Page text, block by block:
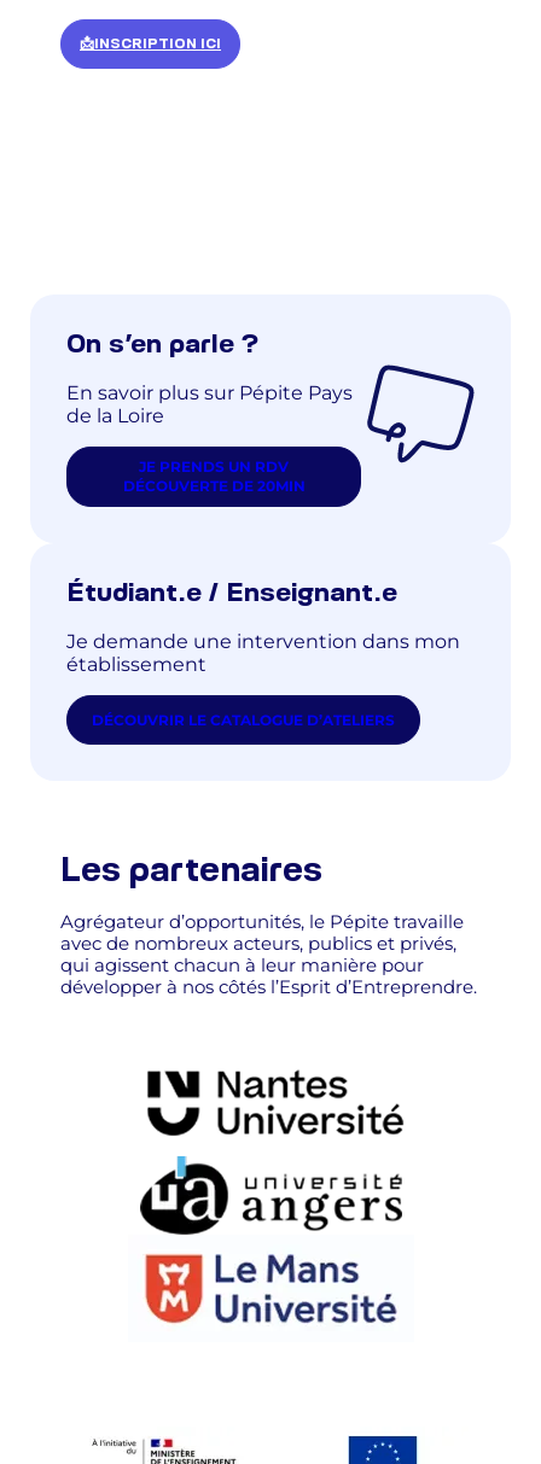
📩 INSCRIPTION ICI
On s’en parle ?
En savoir plus sur Pépite Pays
de la Loire
JE PRENDS UN RDV
DÉCOUVERTE DE 20MIN
Étudiant.e / Enseignant.e
Je demande une intervention dans mon
établissement
DÉCOUVRIR LE CATALOGUE D’ATELIERS
Les partenaires
Agrégateur d’opportunités, le Pépite travaille
avec de nombreux acteurs, publics et privés,
qui agissent chacun à leur manière pour
développer à nos côtés l’Esprit d’Entreprendre.